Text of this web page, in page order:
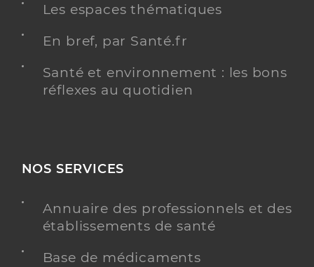
Les espaces thématiques
En bref, par Santé.fr
Santé et environnement : les bons
réflexes au quotidien
NOS SERVICES
Annuaire des professionnels et des
établissements de santé
Base de médicaments